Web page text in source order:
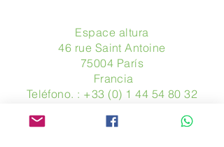
Espace altura
46 rue Saint Antoine
75004 París
​ Francia
Teléfono. : +33 (0) 1 44 54 80 32
www.avpa.fr